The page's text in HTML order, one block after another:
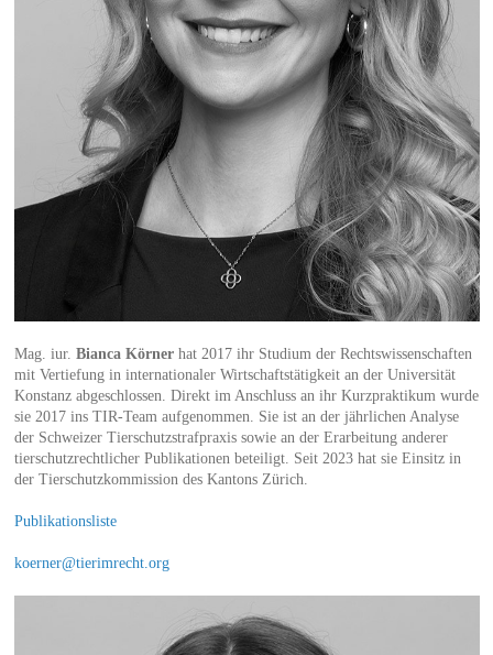
Mag. iur. Bianca Körnerhat 2017 ihr Studium der Rechtswissenschaften
mit Vertiefung in internationaler Wirtschaftstätigkeit an der Universität
Konstanz abgeschlossen. Direkt im Anschluss an ihr Kurzpraktikum wurde
sie 2017 ins TIR-Team aufgenommen. Sie ist an der jährlichen Analyse
der Schweizer Tierschutzstrafpraxis sowie an der Erarbeitung anderer
tierschutzrechtlicher Publikationen beteiligt. Seit 2023 hat sie Einsitz in
der Tierschutzkommission des Kantons Zürich.
Publikationsliste
koerner@tierimrecht.org